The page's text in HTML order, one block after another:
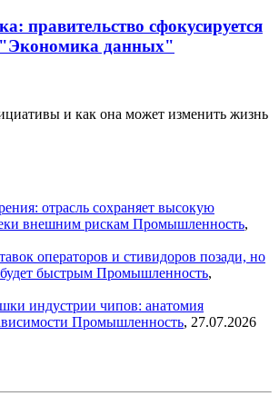
правительство сфокусируется
"Экономика данных"
и как она может изменить жизнь
отрасль сохраняет высокую
внешним рискам Промышленность,
операторов и стивидоров позади, но
быстрым Промышленность,
индустрии чипов: анатомия
Промышленность, 27.07.2026